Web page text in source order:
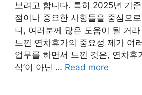
보려고 합니다. 특히 2025년 기
점이나 중요한 사항들을 중심으
니, 여러분께 많은 도움이 될 거
느낀 연차휴가의 중요성 제가 여
업무를 하면서 느낀 것은, 연차휴
식’이 아닌 … Read more